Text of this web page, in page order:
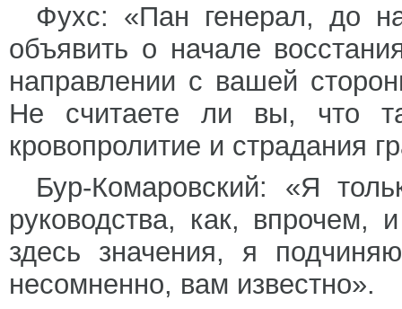
Фухс: «Пан генерал, до
объявить о начале
направлении с вашей
Не считаете ли вы, что
кровопролитие и страдания
Бур-Комаровский: «Я
руководства, как,
здесь значения, я
несомненно, вам известно».